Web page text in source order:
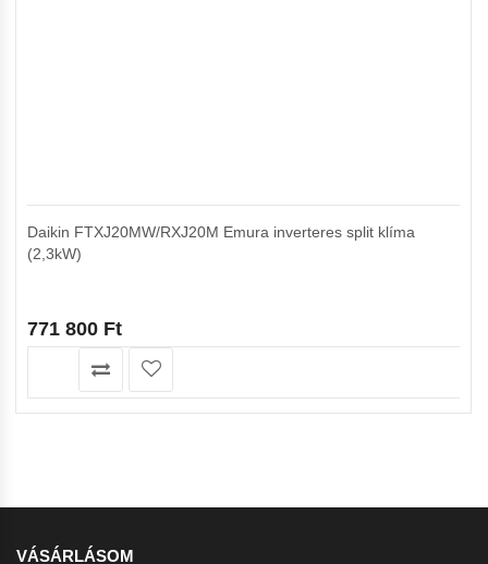
Daikin FTXJ20MW/RXJ20M Emura inverteres split klíma
(2,3kW)
771 800 Ft
VÁSÁRLÁSOM